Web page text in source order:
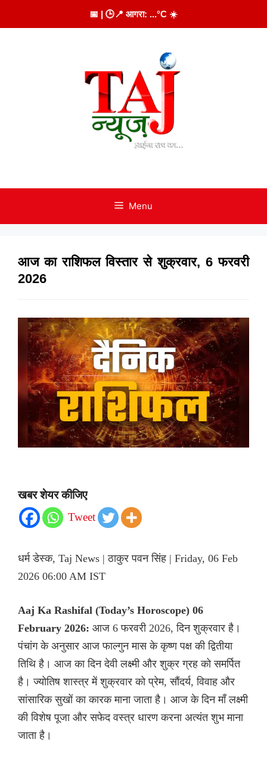
to
📅 | 🕒📍 आगरा: ...°C ☀️
Menu
आज का राशिफल विस्तार से शुक्रवार, 6 फरवरी
2026
खबर शेयर कीजिए
Tweet
धर्म डेस्क, Taj News | ठाकुर पवन सिंह | Friday, 06 Feb
2026 06:00 AM IST
Aaj Ka Rashifal (Today’s Horoscope) 06
February 2026: आज 6 फरवरी 2026, दिन शुक्रवार है।
पंचांग के अनुसार आज फाल्गुन मास के कृष्ण पक्ष की द्वितीया
तिथि है। आज का दिन देवी लक्ष्मी और शुक्र ग्रह को समर्पित
है। ज्योतिष शास्त्र में शुक्रवार को प्रेम, सौंदर्य, विवाह और
सांसारिक सुखों का कारक माना जाता है। आज के दिन माँ लक्ष्मी
की विशेष पूजा और सफेद वस्त्र धारण करना अत्यंत शुभ माना
जाता है।